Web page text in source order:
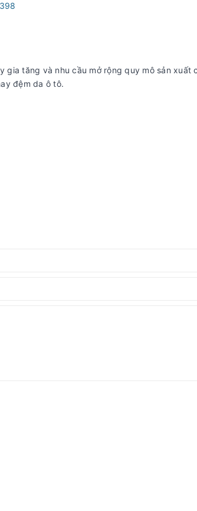
tăng và nhu cầu mở rộng quy mô sản xuất
đệm da ô tô.